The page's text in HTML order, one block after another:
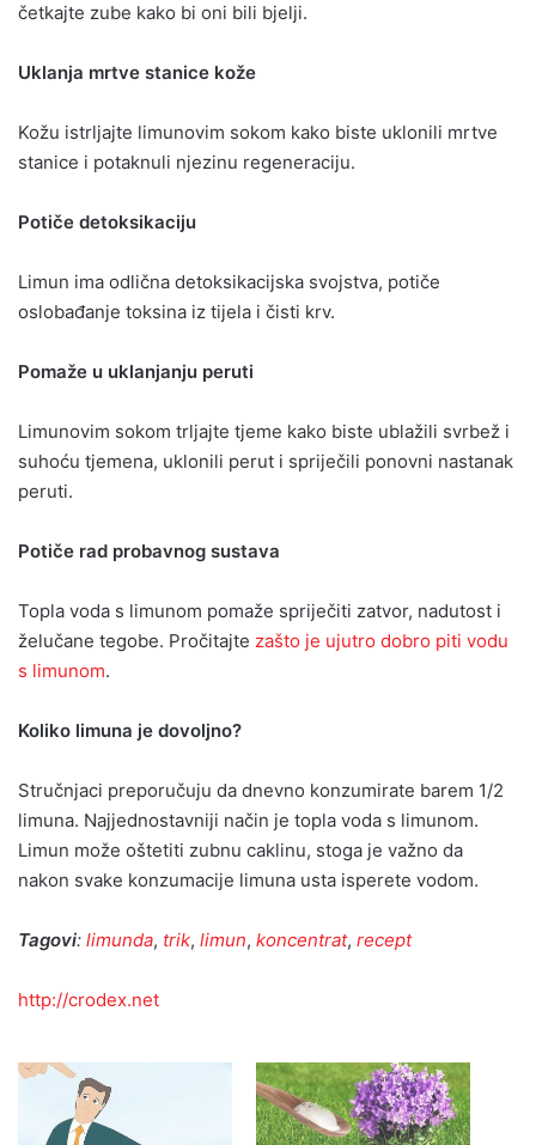
četkajte zube kako bi oni bili bjelji.
Uklanja mrtve stanice kože
Kožu istrljajte limunovim sokom kako biste uklonili mrtve
stanice i potaknuli njezinu regeneraciju.
Potiče detoksikaciju
Limun ima odlična detoksikacijska svojstva, potiče
oslobađanje toksina iz tijela i čisti krv.
Pomaže u uklanjanju peruti
Limunovim sokom trljajte tjeme kako biste ublažili svrbež i
suhoću tjemena, uklonili perut i spriječili ponovni nastanak
peruti.
Potiče rad probavnog sustava
Topla voda s limunom pomaže spriječiti zatvor, nadutost i
želučane tegobe. Pročitajte zašto je ujutro dobro piti vodu
s limunom.
Koliko limuna je dovoljno?
Stručnjaci preporučuju da dnevno konzumirate barem 1/2
limuna. Najjednostavniji način je topla voda s limunom.
Limun može oštetiti zubnu caklinu, stoga je važno da
nakon svake konzumacije limuna usta isperete vodom.
Tagovi: limunda, trik, limun, koncentrat, recept
http://crodex.net